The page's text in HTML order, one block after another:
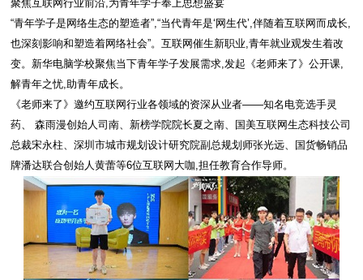
聚焦互联网行业前沿,为青年学子奉上思想盛宴
“青年学子是网络生态的塑造者”,“当代青年是‘网生代’,伴随着互联网而成长,
也深刻影响和塑造着网络社会”。互联网催生新职业,青年就业观发生着改
变。新华电脑学校聚焦当下青年学子发展需求,发起《老师来了》公开课,
解青年之忧,助青年成长。
《老师来了》邀约互联网行业各领域的资深从业者——知名电竞选手灵
药、 森雨漫创始人司南、新榜学院院长夏之南、国美互联网生态科技公司
总裁宋永柱、深圳市城市规划设计研究院副总规划师张光远、国货畅销品
牌潘达联合创始人黄蕾等6位互联网大咖,担任教育合作导师。